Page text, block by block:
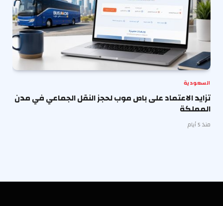
السعودية
تزايد الاعتماد على باص موب لحجز النقل الجماعي في مدن
المملكة
منذ 5 أيام